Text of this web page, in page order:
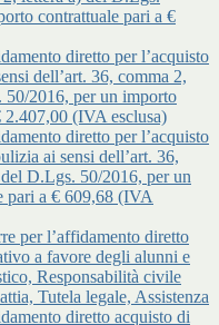
contrattuale pari a €
diretto per l’acquisto
dell’art. 36, comma 2,
50/2016, per un importo
2.407,00 (IVA esclusa)
diretto per l’acquisto
ai sensi dell’art. 36,
D.Lgs. 50/2016, per un
pari a € 609,68 (IVA
per l’affidamento diretto
a favore degli alunni e
Responsabilità civile
Tutela legale, Assistenza
diretto acquisto di